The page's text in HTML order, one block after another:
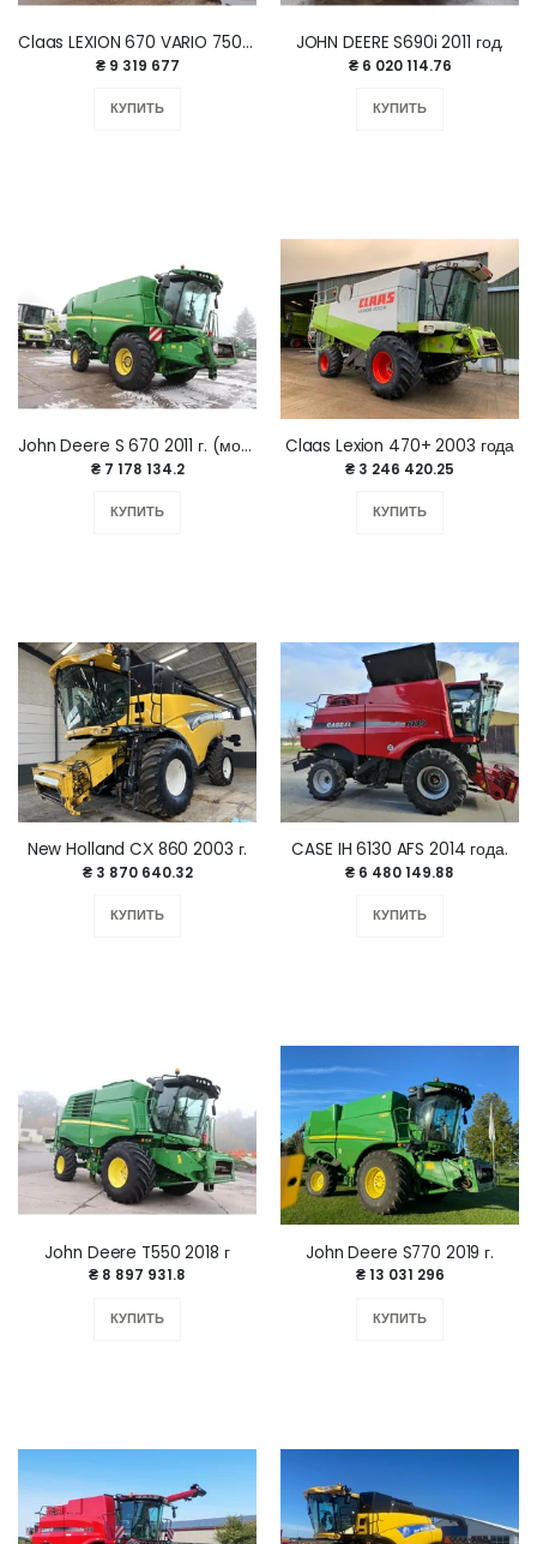
Claas LEXION 670 VARIO 750 2015 г.
₴ 9 319 677
КУПИТЬ
JOHN DEERE S690i 2011 год.
₴ 6 020 114.76
КУПИТЬ
John Deere S 670 2011 г. (модель 2012 г)
₴ 7 178 134.2
КУПИТЬ
Claas Lexion 470+ 2003 года
₴ 3 246 420.25
КУПИТЬ
New Holland CХ 860 2003 г.
₴ 3 870 640.32
КУПИТЬ
CASE IH 6130 AFS 2014 года.
₴ 6 480 149.88
КУПИТЬ
John Deere T550 2018 г
₴ 8 897 931.8
КУПИТЬ
John Deere S770 2019 г.
₴ 13 031 296
КУПИТЬ